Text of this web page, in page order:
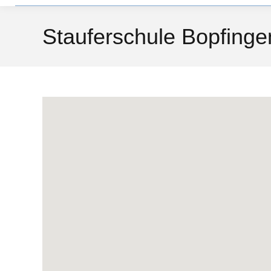
Stauferschule